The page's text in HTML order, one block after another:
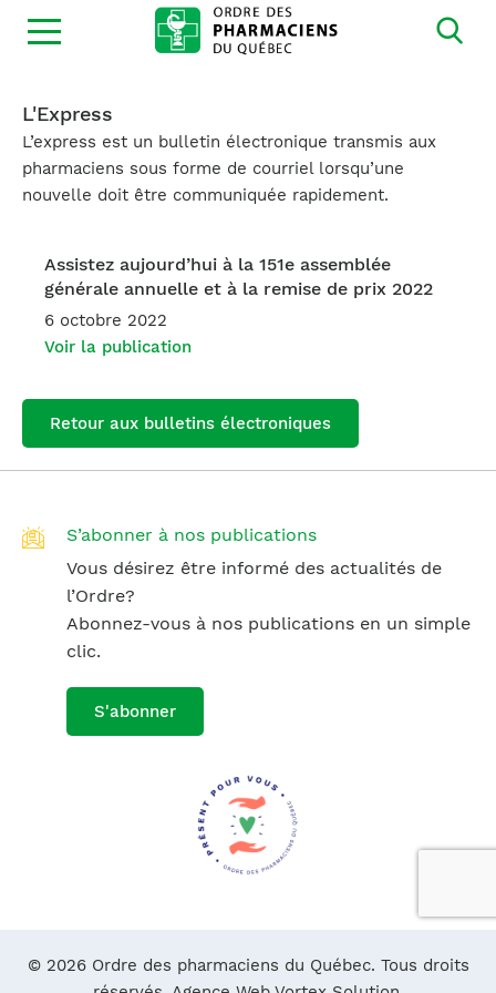
Ouvrir
la
L'Express
L’express est un bulletin électronique transmis aux
pharmaciens sous forme de courriel lorsqu’une
nouvelle doit être communiquée rapidement.
Assistez aujourd’hui à la 151e assemblée
générale annuelle et à la remise de prix 2022
6 octobre 2022
Voir la publication
Retour aux bulletins électroniques
S’abonner à nos publications
Vous désirez être informé des actualités de
l’Ordre?
Abonnez-vous à nos publications en un simple
clic.
S'abonner
© 2026 Ordre des pharmaciens du Québec. Tous droits